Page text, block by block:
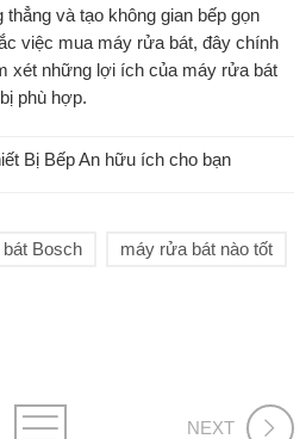
và tạo không gian bếp gọn
việc mua máy rửa bát, đây chính
xét những lợi ích của máy rửa bát
phù hợp.
Bị Bếp An hữu ích cho bạn
Bosch máy rửa bát nào tốt
NEXT